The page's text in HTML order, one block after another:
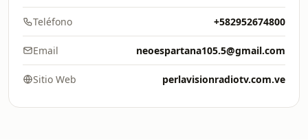
Teléfono +582952674800
Email neoespartana105.5@gmail.com
Sitio Web perlavisionradiotv.com.ve